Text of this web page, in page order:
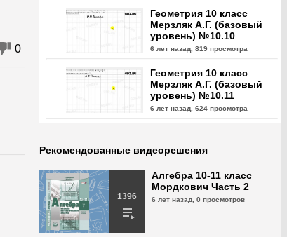
0
Геометрия 10 класс
Мерзляк А.Г. (базовый
уровень) №10.10
6 лет назад, 819 просмотра
Геометрия 10 класс
Мерзляк А.Г. (базовый
уровень) №10.11
6 лет назад, 624 просмотра
уровень) №10.12
Геометрия 10 класс
Мерзляк А.Г. (базовый
Рекомендованные видеорешения
1396
Алгебра 10-11 класс
Мордкович Часть 2
6 лет назад, 0 просмотров